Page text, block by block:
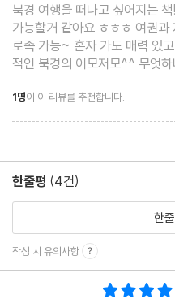
Toast at the Orchid
후통의 전통 가옥이 한눈에 보
He Kitchen & Co.
블랙 & 화이트의 모던함을 담
福參
모양도 맛도 예쁜 살구 디저트
Simple is Best. 무인양품의 감
북경 여행을 떠나고 싶어지는
가능할거 같아요 ㅎㅎㅎ 여권
로족 가능~ 혼자 가도 매력 있
적인 북경의 이모저모^^ 무엇
나라도 시리즈로 나왔으면 좋
경험한 저자들이 많이 있어야
1명이 이 리뷰를 추천합니다.
한줄평 (4건)
한
작성 시 유의사항